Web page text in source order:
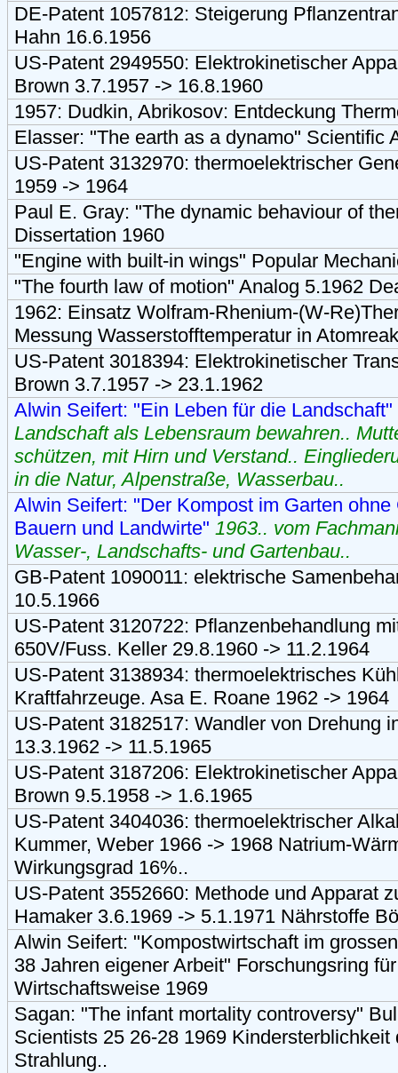
DE-Patent 1057812: Steigerung
Hahn 16.6.1956
US-Patent 2949550: Elektrokinetischer
Brown 3.7.1957 -> 16.8.1960
1957: Dudkin, Abrikosov: Entdeckung
Elasser: "The earth as a dynamo" Scientific
US-Patent 3132970: thermoelektrischer
1959 -> 1964
Paul E. Gray: "The dynamic behaviour of
Dissertation 1960
"Engine with built-in wings" Popular
"The fourth law of motion" Analog 5.1962
1962: Einsatz Wolfram-Rhenium-(W-
Messung Wasserstofftemperatur in
US-Patent 3018394: Elektrokinetischer
Brown 3.7.1957 -> 23.1.1962
Alwin Seifert: "Ein Leben für die Landschaft"
Landschaft als Lebensraum bewahren..
schützen, mit Hirn und Verstand..
in die Natur, Alpenstraße, Wasserbau..
Alwin Seifert: "Der Kompost im Garten ohne
Bauern und Landwirte" 1963.. vom
Wasser-, Landschafts- und Gartenbau..
GB-Patent 1090011: elektrische
10.5.1966
US-Patent 3120722: Pflanzenbehandlung
650V/Fuss. Keller 29.8.1960 -> 11.2.1964
US-Patent 3138934: thermoelektrisches
Kraftfahrzeuge. Asa E. Roane 1962 -> 1964
US-Patent 3182517: Wandler von Drehung
13.3.1962 -> 11.5.1965
US-Patent 3187206: Elektrokinetischer
Brown 9.5.1958 -> 1.6.1965
US-Patent 3404036: thermoelektrischer
Kummer, Weber 1966 -> 1968 Natrium-
Wirkungsgrad 16%..
US-Patent 3552660: Methode und Apparat
Hamaker 3.6.1969 -> 5.1.1971 Nährstoffe
Alwin Seifert: "Kompostwirtschaft im
38 Jahren eigener Arbeit" Forschungsring
Wirtschaftsweise 1969
Sagan: "The infant mortality controversy"
Scientists 25 26-28 1969 Kindersterblichkeit
Strahlung..